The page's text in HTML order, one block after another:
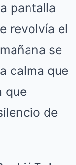
pantalla
revolvía el
se
calma que
que
de